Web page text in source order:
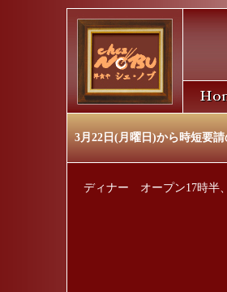
3月22日(月曜日)から時短要
ディナー オープン17時半